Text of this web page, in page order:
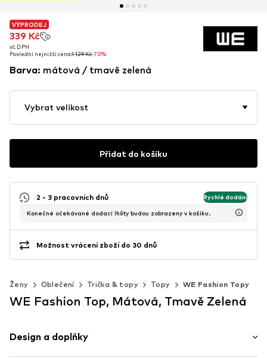
VÝPRODEJ
339 Kč
vč. DPH
Poslední nejnižší cena:1 129 Kč-70%
VÝPRODEJ
339 Kč
vč. DPH
Poslední nejnižší cena:1 129 Kč-70%
Barva: mátová / tmavě zelená
Vybrat velikost
Přidat do košíku
2 - 3 pracovních dnů Rychlé dodání
Konečné očekávané dodací lhůty budou zobrazeny v košíku.
Možnost vrácení zboží do 30 dnů
Ženy Oblečení Trička & topy Topy WE Fashion Topy
WE Fashion Top, Mátová, Tmavě Zelená
Design a doplňky